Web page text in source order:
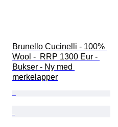
Brunello Cucinelli - 100%
Wool -  RRP 1300 Eur -
Bukser - Ny med
merkelapper